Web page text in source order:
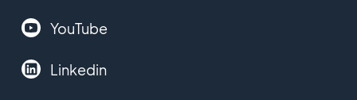
YouTube
Linkedin